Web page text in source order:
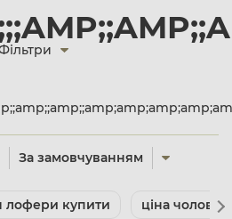
За замовчуванням
лофери купити ціна